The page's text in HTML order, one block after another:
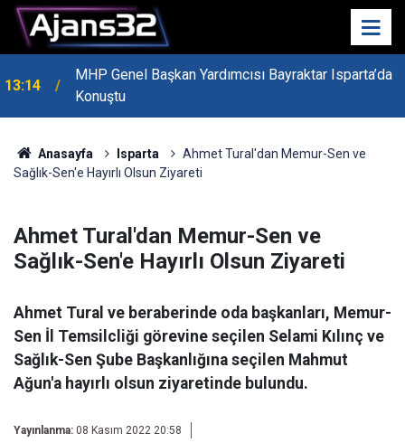
13:14
MHP Genel Başkan Yardımcısı Bayraktar Isparta’da
Konuştu
Anasayfa Isparta
Ahmet Tural'dan Memur-Sen ve
Sağlık-Sen'e Hayırlı Olsun Ziyareti
Ahmet Tural'dan Memur-Sen ve
Sağlık-Sen'e Hayırlı Olsun Ziyareti
Ahmet Tural ve beraberinde oda başkanları, Memur-
Sen İl Temsilcliği görevine seçilen Selami Kılınç ve
Sağlık-Sen Şube Başkanlığına seçilen Mahmut
Ağun'a hayırlı olsun ziyaretinde bulundu.
Yayınlanma: 08 Kasım 2022 20:58